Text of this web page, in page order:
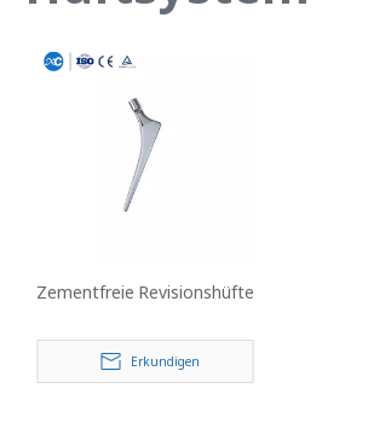
Zementfreie Revisionshüfte
Erkundigen